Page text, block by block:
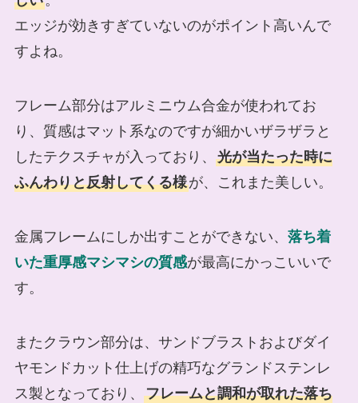
エッジが効きすぎていないのがポイント高いんで
すよね。
フレーム部分はアルミニウム合金が使われてお
り、質感はマット系なのですが細かいザラザラと
したテクスチャが入っており、 光が当たった時に
ふんわりと反射してくる様が、これまた美しい。
金属フレームにしか出すことができない、 落ち着
いた重厚感マシマシの質感が最高にかっこいいで
す。
またクラウン部分は、サンドブラストおよびダイ
ヤモンドカット仕上げの精巧なグランドステンレ
ス製となっており、 フレームと調和が取れた落ち